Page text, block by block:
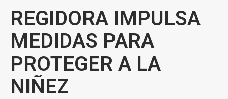
REGIDORA IMPULSA
MEDIDAS PARA
PROTEGER A LA
NIÑEZ